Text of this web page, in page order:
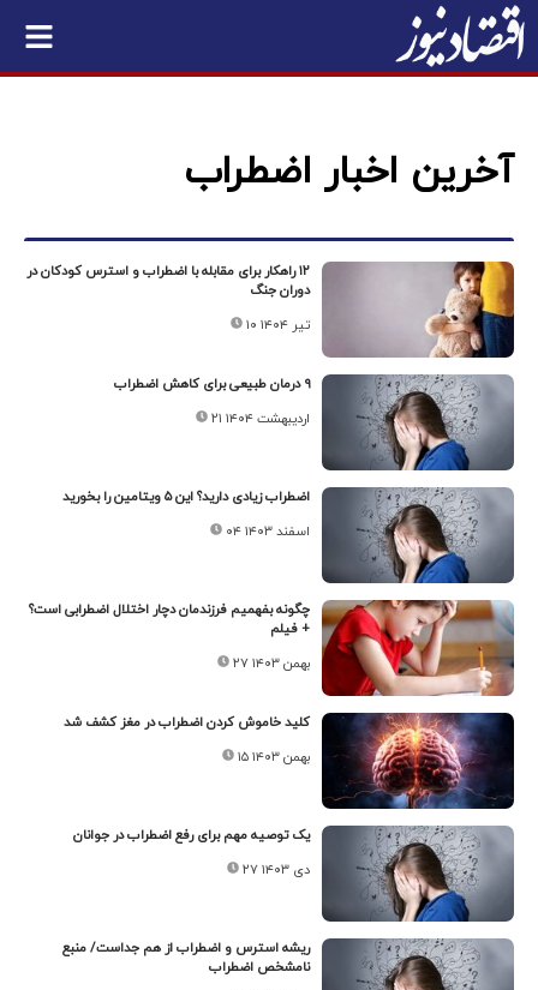
آخرین اخبار اضطراب
۱۲ راهکار برای مقابله با اضطراب و استرس کودکان در
دوران جنگ
۱۰ تیر ۱۴۰۴
۹ درمان طبیعی برای کاهش اضطراب
۲۱ اردیبهشت ۱۴۰۴
اضطراب زیادی دارید؟ این ۵ ویتامین‌ را بخورید
۰۴ اسفند ۱۴۰۳
چگونه بفهمیم فرزندمان دچار اختلال اضطرابی است؟
+ فیلم
۲۷ بهمن ۱۴۰۳
کلید خاموش کردن اضطراب در مغز کشف شد
۱۵ بهمن ۱۴۰۳
یک توصیه مهم برای رفع اضطراب در جوانان
۲۷ دی ۱۴۰۳
ریشه استرس و اضطراب از هم جداست/ منبع
نامشخص اضطراب